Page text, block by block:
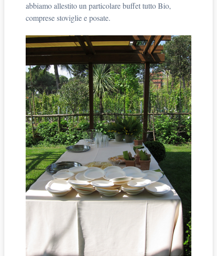
abbiamo allestito un particolare buffet tutto Bio,
comprese stoviglie e posate.